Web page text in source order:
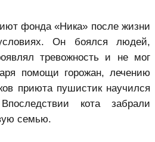
фонда «Ника» после жизни
Он боялся людей,
тревожность и не мог
помощи горожан, лечению
приюта пушистик научился
кота забрали
семью.